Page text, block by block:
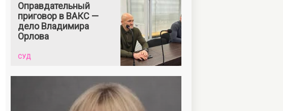
Оправдательный
приговор в ВАКС —
дело Владимира
Орлова
СУД